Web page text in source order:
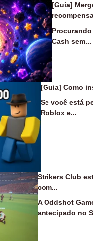
[Guia]
Cash sem...
[Guia] Como
Se você está
Roblox e...
Strikers Club
com...
A Oddshot
antecipado no